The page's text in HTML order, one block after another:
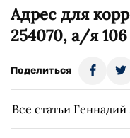
Адрес для
254070, а/я 106
Поделиться
Все статьи